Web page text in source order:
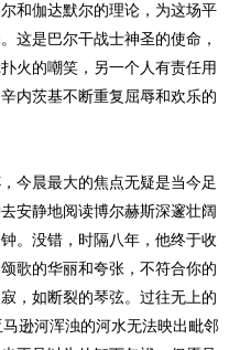
和伽达默尔的理论，为这场平
这是巴尔干战士神圣的使命，
火的嘲笑，另一个人有责任用
内茨基不断重复屈辱和欢乐的
今晨最大的焦点无疑是当今足
安静地阅读博尔赫斯深邃壮阔
。没错，时隔八年，他终于收
歌的华丽和夸张，不符合你的
，如断裂的琴弦。过往无上的
逊河浑浊的河水无法映出毗邻